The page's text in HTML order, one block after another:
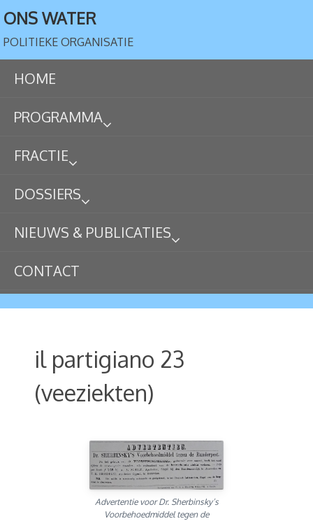
ONS WATER
POLITIEKE ORGANISATIE
HOME
PROGRAMMA
FRACTIE
DOSSIERS
NIEUWS & PUBLICATIES
CONTACT
il partigiano 23
(veeziekten)
Advertentie voor Dr. Sherbinsky’s
Voorbehoedmiddel tegen de